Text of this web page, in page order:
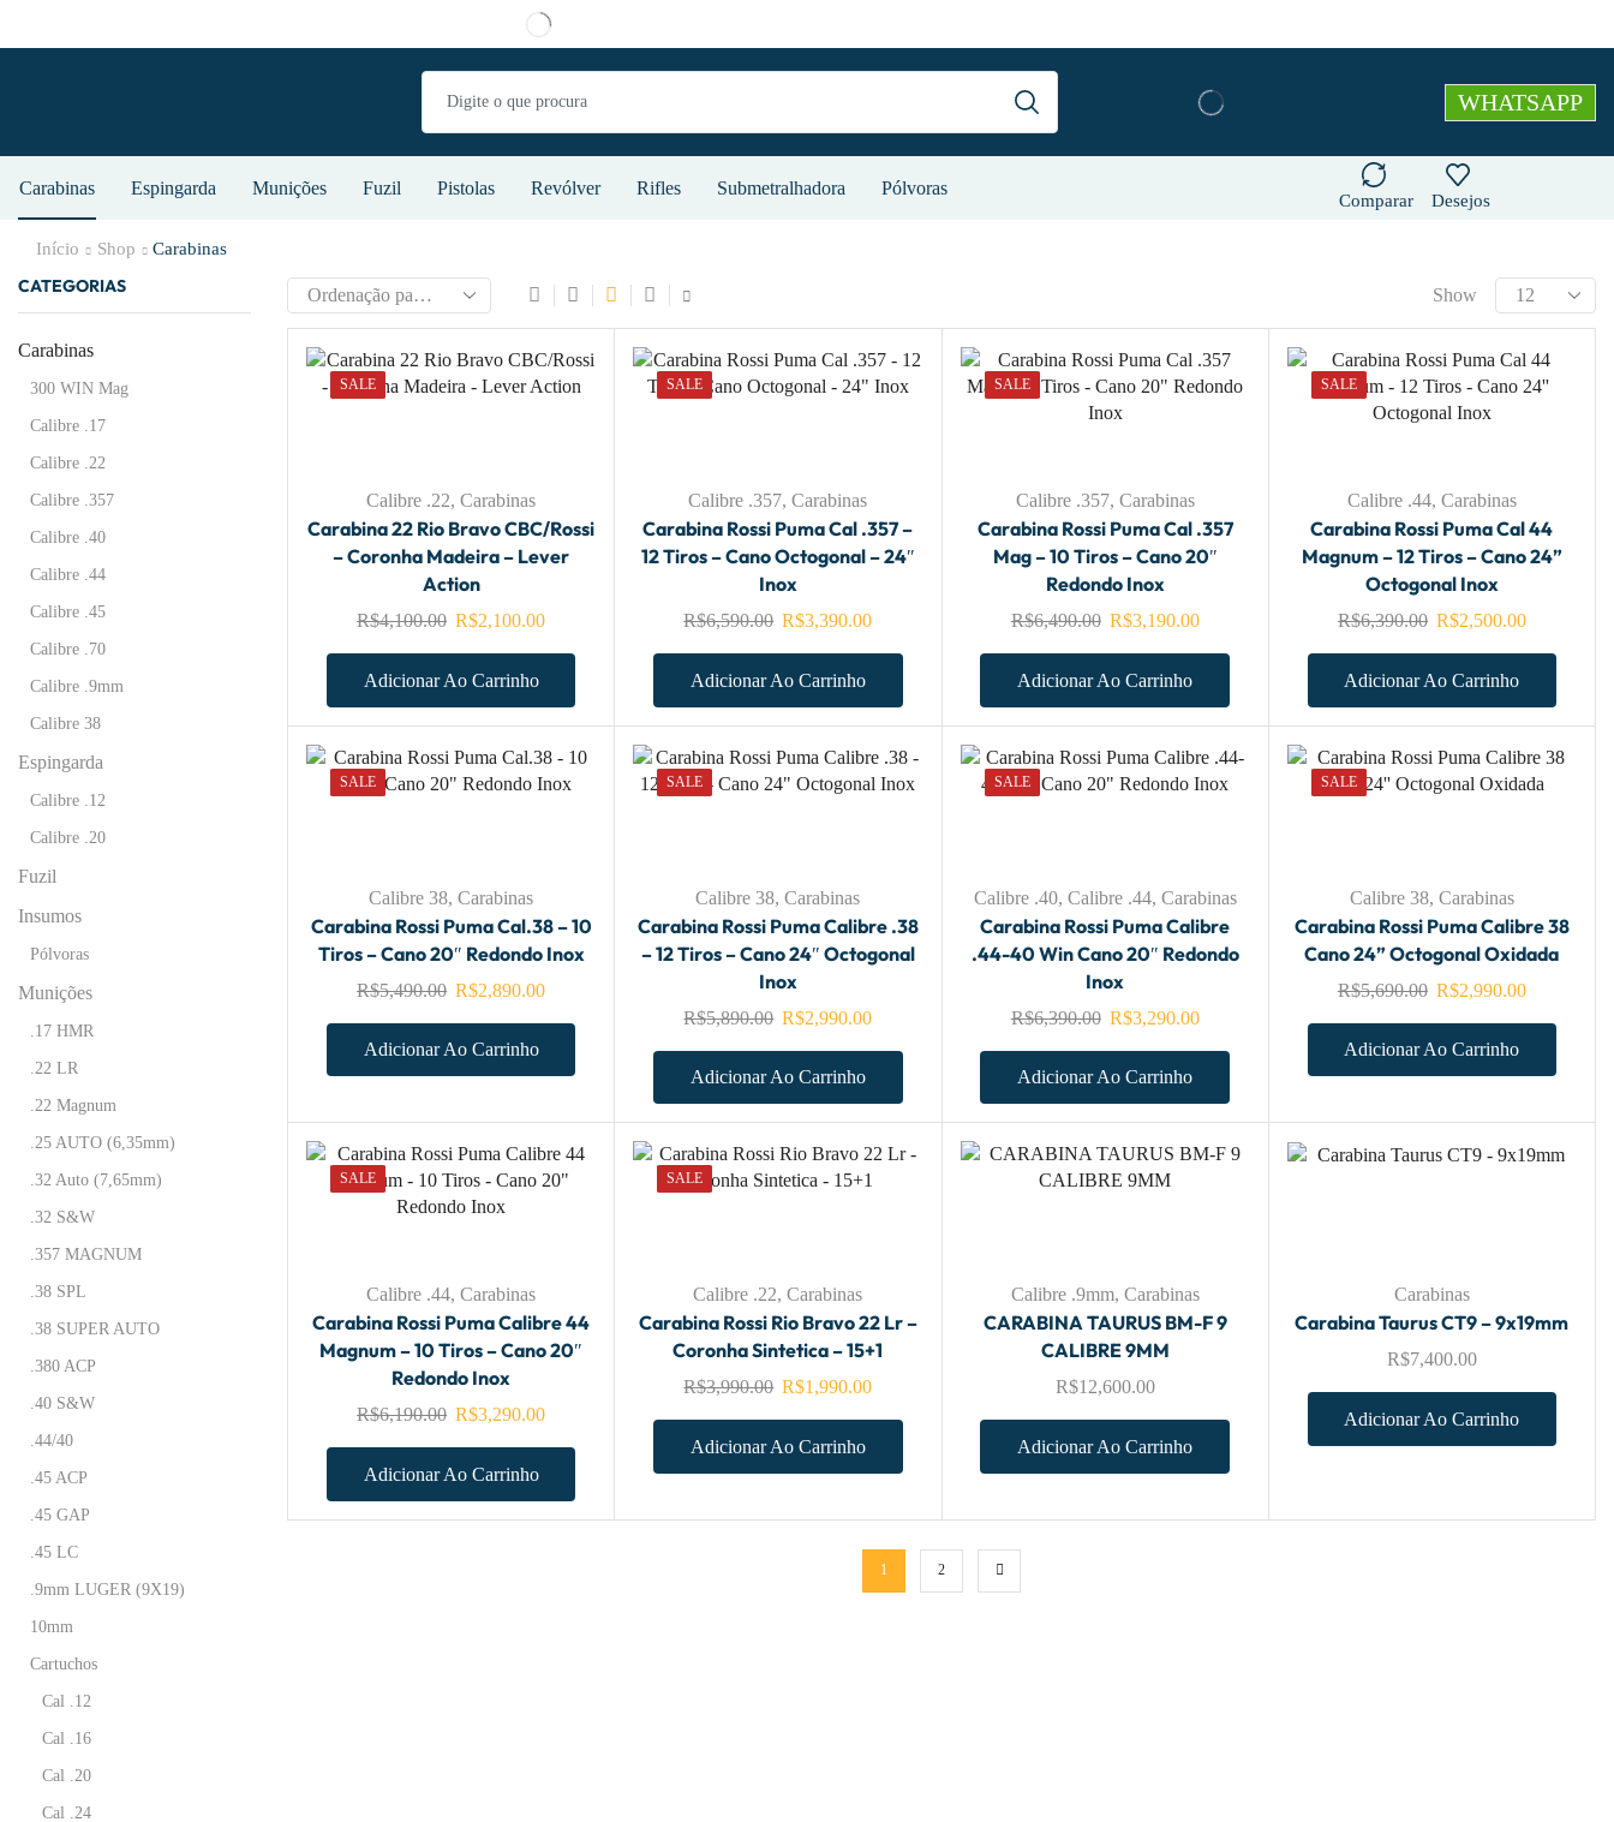
WHATSAPP
Carabinas Espingarda Munições Fuzil Pistolas Revólver Rifles Submetralhadora Pólvoras
Comparar Desejos
Início Shop Carabinas
Show
SALE
Calibre .22,Carabinas
Carabina 22 Rio Bravo CBC/Rossi
– Coronha Madeira – Lever
Action
R$4,100.00 R$2,100.00
Adicionar Ao Carrinho
SALE
Calibre .357,Carabinas
Carabina Rossi Puma Cal .357 –
12 Tiros – Cano Octogonal – 24″
Inox
R$6,590.00 R$3,390.00
Adicionar Ao Carrinho
SALE
Calibre .357, Carabinas
Carabina Rossi Puma Cal .357
Mag – 10 Tiros – Cano 20″
Redondo Inox
R$6,490.00 R$3,190.00
Adicionar Ao Carrinho
SALE
Calibre .44, Carabinas
Carabina Rossi Puma Cal 44
Magnum – 12 Tiros – Cano 24”
Octogonal Inox
R$6,390.00 R$2,500.00
Adicionar Ao Carrinho
SALE
Calibre 38,Carabinas
Carabina Rossi Puma Cal.38 – 10
Tiros – Cano 20″ Redondo Inox
R$5,490.00 R$2,890.00
Adicionar Ao Carrinho
SALE
Calibre 38,Carabinas
Carabina Rossi Puma Calibre .38
– 12 Tiros – Cano 24″ Octogonal
Inox
R$5,890.00 R$2,990.00
Adicionar Ao Carrinho
SALE
Calibre .40, Calibre .44, Carabinas
Carabina Rossi Puma Calibre
.44-40 Win Cano 20″ Redondo
Inox
R$6,390.00 R$3,290.00
Adicionar Ao Carrinho
SALE
Calibre 38, Carabinas
Carabina Rossi Puma Calibre 38
Cano 24” Octogonal Oxidada
R$5,690.00 R$2,990.00
Adicionar Ao Carrinho
SALE
Calibre .44,Carabinas
Carabina Rossi Puma Calibre 44
Magnum – 10 Tiros – Cano 20″
Redondo Inox
R$6,190.00 R$3,290.00
Adicionar Ao Carrinho
SALE
Calibre .22,Carabinas
Carabina Rossi Rio Bravo 22 Lr –
Coronha Sintetica – 15+1
R$3,990.00 R$1,990.00
Adicionar Ao Carrinho
Calibre .9mm, Carabinas
CARABINA TAURUS BM-F 9
CALIBRE 9MM
R$12,600.00
Adicionar Ao Carrinho
Carabinas
Carabina Taurus CT9 – 9x19mm
R$7,400.00
Adicionar Ao Carrinho
1 2
CATEGORIAS
Carabinas
300 WIN Mag
Calibre .17
Calibre .22
Calibre .357
Calibre .40
Calibre .44
Calibre .45
Calibre .70
Calibre .9mm
Calibre 38
Espingarda
Calibre .12
Calibre .20
Fuzil
Insumos
Pólvoras
Munições
.17 HMR
.22 LR
.22 Magnum
.25 AUTO (6,35mm)
.32 Auto (7,65mm)
.32 S&W
.357 MAGNUM
.38 SPL
.38 SUPER AUTO
.380 ACP
.40 S&W
.44/40
.45 ACP
.45 GAP
.45 LC
.9mm LUGER (9X19)
10mm
Cartuchos
Cal .12
Cal .16
Cal .20
Cal .24